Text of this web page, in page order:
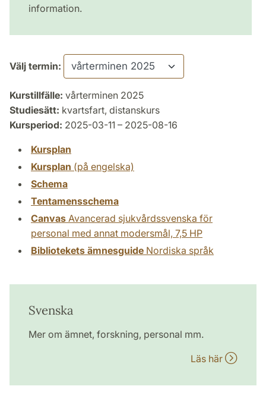
information.
Välj termin:
Kurstillfälle: vårterminen 2025
Studiesätt: kvartsfart, distanskurs
Kursperiod: 2025-03-11 – 2025-08-16
Kursplan
Kursplan (på engelska)
Schema
Tentamensschema
Canvas Avancerad sjukvårdssvenska för
personal med annat modersmål, 7,5 HP
Bibliotekets ämnesguide Nordiska språk
Svenska
Mer om ämnet, forskning, personal mm.
Läs här